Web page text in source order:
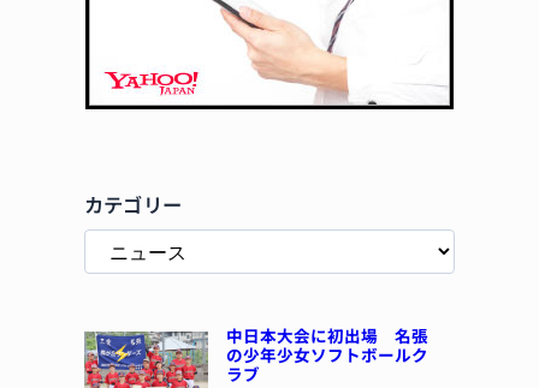
カテゴリー
中日本大会に初出場 名張
の少年少女ソフトボールク
ラブ